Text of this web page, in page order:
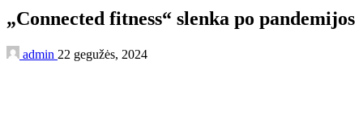
„Connected fitness“ slenka po pandemijos
admin 22 gegužės, 2024